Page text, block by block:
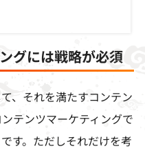
グには戦略が必須
、それを満たすコンテン
テンツマーケティングで
す。ただしそれだけを考